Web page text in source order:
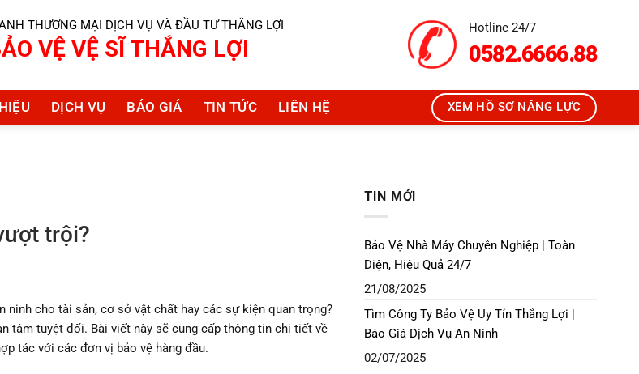
THƯƠNG MẠI DỊCH VỤ VÀ ĐẦU TƯ THẮNG LỢI
VỆ VỆ SĨ THẮNG LỢI
Hotline 24/7
0582.6666.88
DỊCH VỤ BÁO GIÁ TIN TỨC LIÊN HỆ XEM HỒ SƠ NĂNG LỰC
trội?
ninh cho tài sản, cơ sở vật chất hay các sự kiện quan trọng?
tâm tuyệt đối. Bài viết này sẽ cung cấp thông tin chi tiết về
tác với các đơn vị bảo vệ hàng đầu.
TIN MỚI
Bảo Vệ Nhà Máy Chuyên Nghiệp | Toàn
Diện, Hiệu Quả 24/7
21/08/2025
Tìm Công Ty Bảo Vệ Uy Tín Thắng Lợi |
Báo Giá Dịch Vụ An Ninh
02/07/2025